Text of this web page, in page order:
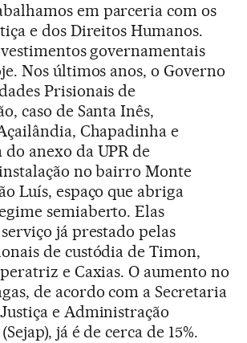
em parceria com os
e dos Direitos Humanos.
governamentais
Nos últimos anos, o Governo
Prisionais de
caso de Santa Inês,
Chapadinha e
do anexo da UPR de
no bairro Monte
Luís, espaço que abriga
semiaberto. Elas
já prestado pelas
de custódia de Timon,
e Caxias. O aumento no
de acordo com a Secretaria
e Administração
já é de cerca de 15%.